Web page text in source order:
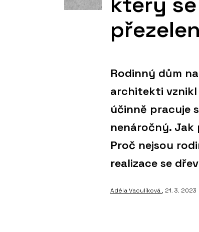
Rodinný dům
architekti
účinně pracuje
nenáročný.
Proč nejsou
realizace se
Adéla Vaculíková, 21. 3. 2023